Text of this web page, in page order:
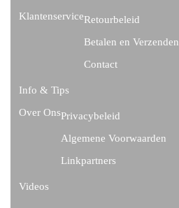
KlantenserviceRetourbeleid
Betalen en Verzenden
Contact
Info & Tips
Over OnsPrivacybeleid
Algemene Voorwaarden
Linkpartners
Videos